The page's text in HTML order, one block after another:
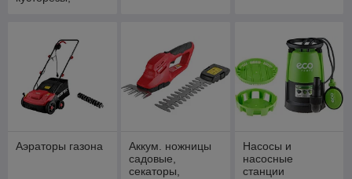
Аэраторы газона
Аккум. ножницы
садовые,
секаторы,
Насосы и
насосные
станции